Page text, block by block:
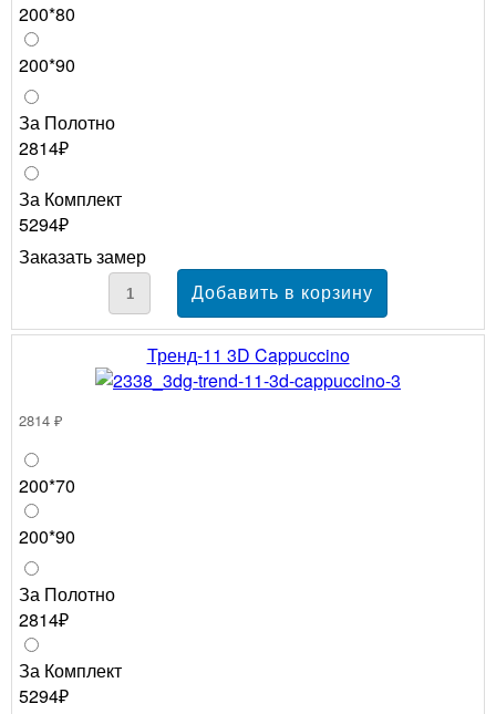
200*80
200*90
За Полотно
2814₽
За Комплект
5294₽
Заказать замер
Тренд-11 3D Cappuccino
2814 ₽
200*70
200*90
За Полотно
2814₽
За Комплект
5294₽